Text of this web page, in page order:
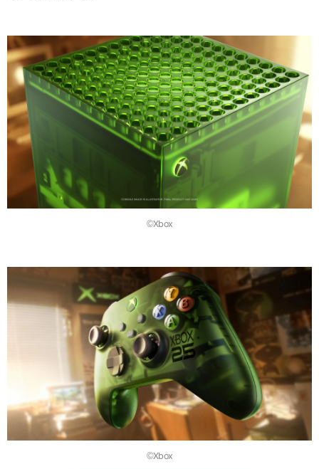
©Xbox
©Xbox